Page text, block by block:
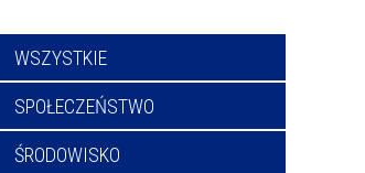
WSZYSTKIE
SPOŁECZEŃSTWO
ŚRODOWISKO